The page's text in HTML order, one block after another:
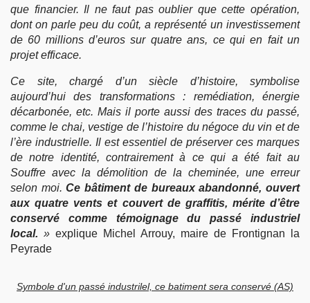
que financier. Il ne faut pas oublier que cette opération,
dont on parle peu du coût, a représenté un investissement
de 60 millions d’euros sur quatre ans, ce qui en fait un
projet efficace.
Ce site, chargé d’un siècle d’histoire, symbolise
aujourd’hui des transformations : remédiation, énergie
décarbonée, etc. Mais il porte aussi des traces du passé,
comme le chai, vestige de l’histoire du négoce du vin et de
l’ère industrielle. Il est essentiel de préserver ces marques
de notre identité, contrairement à ce qui a été fait au
Souffre avec la démolition de la cheminée, une erreur
selon moi. Ce bâtiment de bureaux abandonné, ouvert
aux quatre vents et couvert de graffitis, mérite d’être
conservé comme témoignage du passé industriel
local. » explique Michel Arrouy, maire de Frontignan la
Peyrade
Symbole d'un passé industrilel, ce batiment sera conservé (AS)